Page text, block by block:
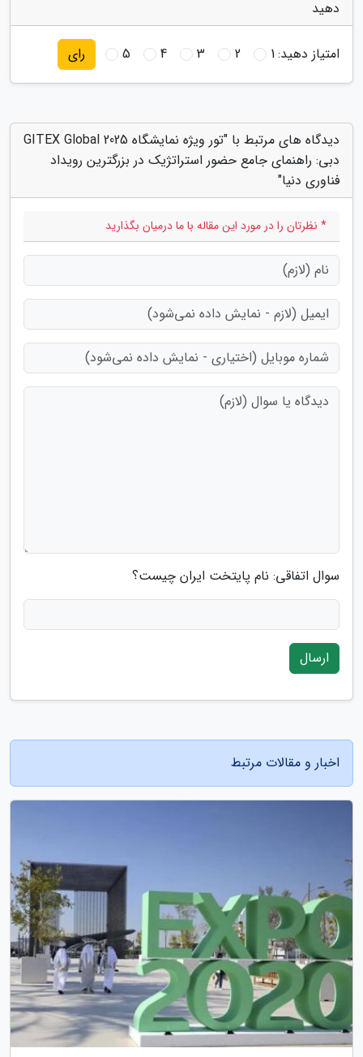
دهید
امتیاز دهید:1
2
3
4
5 رای
دیدگاه های مرتبط با "تور ویژه نمایشگاه GITEX Global 2025
دبی: راهنمای جامع حضور استراتژیک در بزرگترین رویداد
فناوری دنیا"
* نظرتان را در مورد این مقاله با ما درمیان بگذارید
سوال اتفاقی: نام پایتخت ایران چیست؟
ارسال
اخبار و مقالات مرتبط